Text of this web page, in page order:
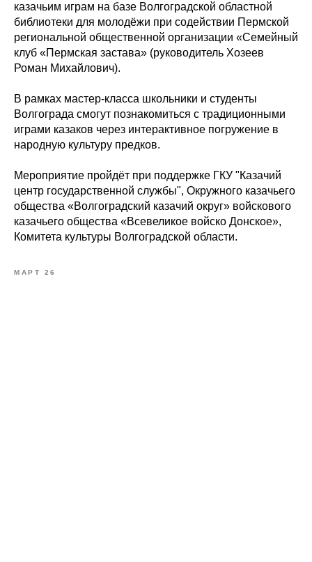
казачьим играм на базе Волгоградской областной
библиотеки для молодёжи при содействии Пермской
региональной общественной организации «Семейный
клуб «Пермская застава» (руководитель Хозеев
Роман Михайлович).
В рамках мастер-класса школьники и студенты
Волгограда смогут познакомиться с традиционными
играми казаков через интерактивное погружение в
народную культуру предков.
Мероприятие пройдёт при поддержке ГКУ "Казачий
центр государственной службы", Окружного казачьего
общества «Волгоградский казачий округ» войскового
казачьего общества «Всевеликое войско Донское»,
Комитета культуры Волгоградской области.
МАРТ 26